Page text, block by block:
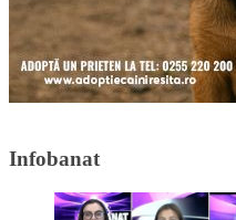
Infobanat